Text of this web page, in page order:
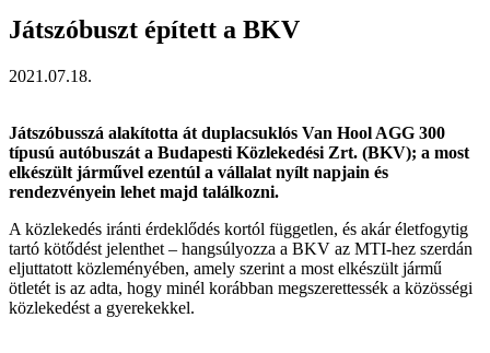
Játszóbuszt épített a BKV
2021.07.18.
Játszóbusszá alakította át duplacsuklós Van Hool AGG 300
típusú autóbuszát a Budapesti Közlekedési Zrt. (BKV); a most
elkészült járművel ezentúl a vállalat nyílt napjain és
rendezvényein lehet majd találkozni.
A közlekedés iránti érdeklődés kortól független, és akár életfogytig
tartó kötődést jelenthet – hangsúlyozza a BKV az MTI-hez szerdán
eljuttatott közleményében, amely szerint a most elkészült jármű
ötletét is az adta, hogy minél korábban megszerettessék a közösségi
közlekedést a gyerekekkel.